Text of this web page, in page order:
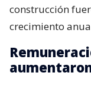
construcción
crecimiento